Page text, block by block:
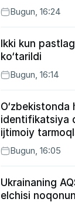
yurgan
Bugun, 16:24
Ikki kun
ko‘tarildi
Bugun, 16:14
O‘zbekistonda
identifikatsiya
ijtimoiy
xabarlarga izoh
Bugun, 16:05
Ukrainaning
elchisi